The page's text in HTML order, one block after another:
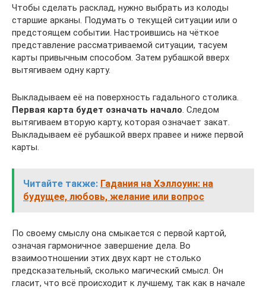
Чтобы сделать расклад, нужно выбрать из колоды
старшие арканы. Подумать о текущей ситуации или о
предстоящем событии. Настроившись на чёткое
представление рассматриваемой ситуации, тасуем
карты привычным способом. Затем рубашкой вверх
вытягиваем одну карту.
Выкладываем её на поверхность гадального столика.
Первая карта будет означать начало . Следом
вытягиваем вторую карту, которая означает закат.
Выкладываем её рубашкой вверх правее и ниже первой
карты.
Читайте также: Гадания на Хэллоуин: на
будущее, любовь, желание или вопрос
По своему смыслу она смыкается с первой картой,
означая гармоничное завершение дела. Во
взаимоотношении этих двух карт не столько
предсказательный, сколько магический смысл. Он
гласит, что всё происходит к лучшему, так как в начале